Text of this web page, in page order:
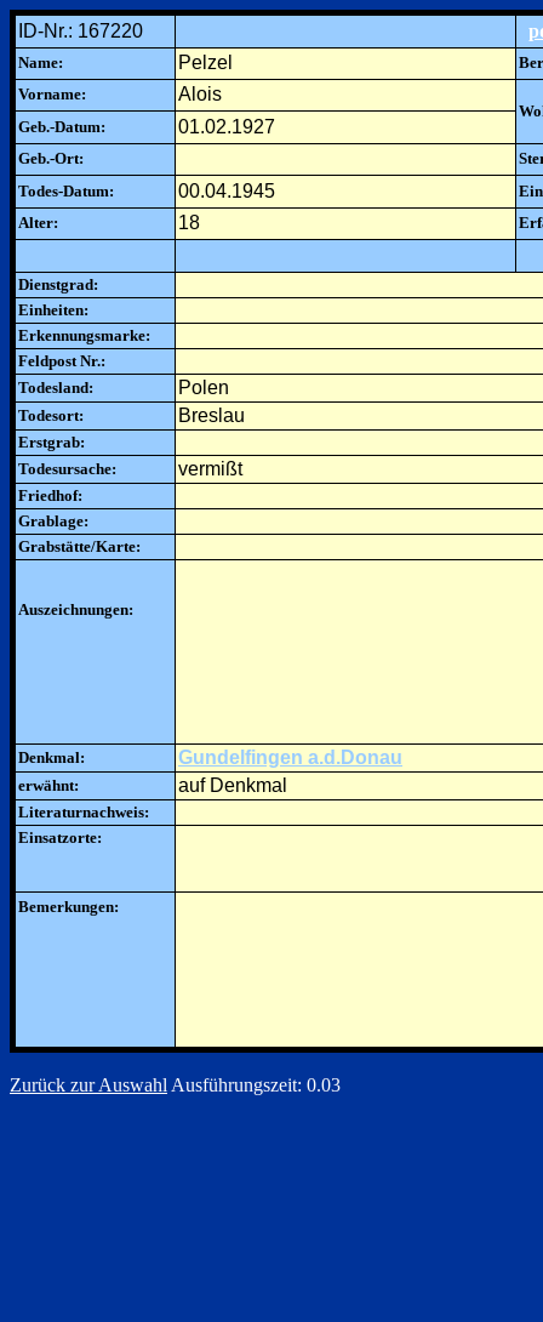
ID-Nr.: 167220
Name: Pelzel
Vorname:
Alois
Geb.-Datum:
01.02.1927
Geb.-Ort:
Todes-Datum:
00.04.1945
Alter:
18
Dienstgrad:
Einheiten:
Erkennungsmarke:
Feldpost Nr.:
Todesland:
Polen
Todesort: Breslau
Erstgrab:
Todesursache:
vermißt
Friedhof:
Grablage:
Grabstätte/Karte:
Auszeichnungen:
Denkmal: Gundelfingen a.d.Donau
erwähnt: auf Denkmal
Literaturnachweis:
Einsatzorte:
Bemerkungen:
Zurück zur Auswahl Ausführungszeit: 0.03